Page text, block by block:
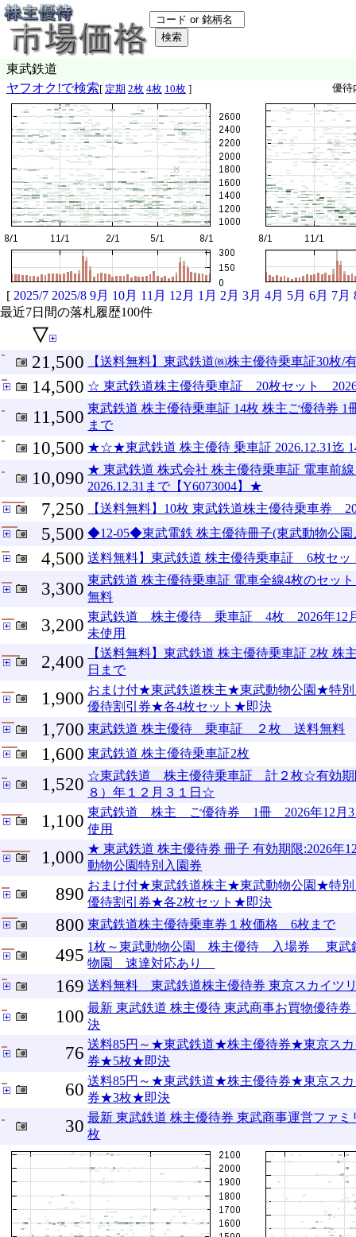
東武鉄道
ヤフオク!で検索 [ 定期 2枚 4枚 10枚 ] 優
[ 2025/7 2025/8 9月 10月 11月 12月 1月 2月 3月 4月 5月 6月 7月
最近7日間の落札履歴100件
▽
21,500
【送料無料】東武鉄道㈱株主優待乗車証30枚/
14,500 ☆ 東武鉄道株主優待乗車証 20枚セット
11,500 東武鉄道 株主優待乗車証 14枚 株主ご優待券 1
まで
10,500 ★☆★東武鉄道 株主優待 乗車証 2026.12.31
10,090 ★ 東武鉄道 株式会社 株主優待乗車証 電車前
2026.12.31まで【Y6073004】★
7,250 【送料無料】10枚 東武鉄道株主優待乗車券
5,500 ◆12-05◆東武電鉄 株主優待冊子(東武動物公園
4,500 送料無料】東武鉄道 株主優待乗車証 6枚セ
3,300 東武鉄道 株主優待乗車証 電車全線4枚のセッ
無料
3,200 東武鉄道 株主優待 乗車証 4枚 2026年
未使用
2,400
【送料無料】東武鉄道 株主優待乗車証 2枚 株
日まで
1,900 おまけ付★東武鉄道株主★東武動物公園★特別
優待割引券★各4枚セット★即決
1,700 東武鉄道 株主優待 乗車証 ２枚 送料無料
1,600 東武鉄道 株主優待乗車証2枚
1,520 ☆東武鉄道 株主優待乗車証 計２枚☆有効期
８）年１２月３１日☆
1,100 東武鉄道 株主 ご優待券 1冊 2026年12月
使用
1,000 ★ 東武鉄道 株主優待券 冊子 有効期限:2026年
動物公園特別入園券
890 おまけ付★東武鉄道株主★東武動物公園★特別
優待割引券★各2枚セット★即決
800 東武鉄道株主優待乗車券１枚価格 6枚まで
495 1枚～東武動物公園 株主優待 入場券 東武
物園 速達対応あり
169 送料無料 東武鉄道株主優待券 東京スカイツ
100 最新 東武鉄道 株主優待 東武商事お買物優待券
決
76 送料85円～★東武鉄道★株主優待券★東京ス
券★5枚★即決
60 送料85円～★東武鉄道★株主優待券★東京ス
券★3枚★即決
30 最新 東武鉄道 株主優待券 東武商事運営ファ
枚